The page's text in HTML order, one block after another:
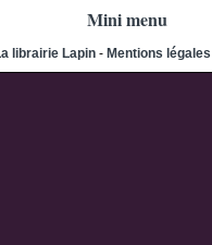
Mini menu
librairie Lapin - Mentions